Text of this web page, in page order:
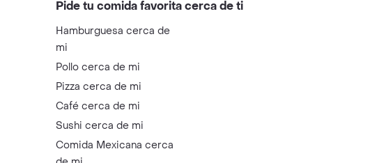
Pide tu comida favorita cerca de ti
Hamburguesa cerca de
mi
Pollo cerca de mi
Pizza cerca de mi
Café cerca de mi
Sushi cerca de mi
Comida Mexicana cerca